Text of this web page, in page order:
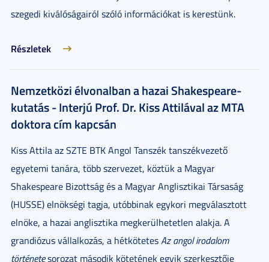
szegedi kiválóságairól szóló információkat is kerestünk.
Részletek
Nemzetközi élvonalban a hazai Shakespeare-
kutatás - Interjú Prof. Dr. Kiss Attilával az MTA
doktora cím kapcsán
Kiss Attila az SZTE BTK Angol Tanszék tanszékvezető
egyetemi tanára, több szervezet, köztük a Magyar
Shakespeare Bizottság és a Magyar Anglisztikai Társaság
(HUSSE) elnökségi tagja, utóbbinak egykori megválasztott
elnöke, a hazai anglisztika megkerülhetetlen alakja. A
grandiózus vállalkozás, a hétkötetesAz angol irodalom
történetesorozat második kötetének egyik szerkesztője